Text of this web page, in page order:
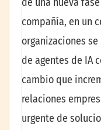
compañía, en un
organizaciones
de agentes de IA
cambio que
relaciones
urgente de